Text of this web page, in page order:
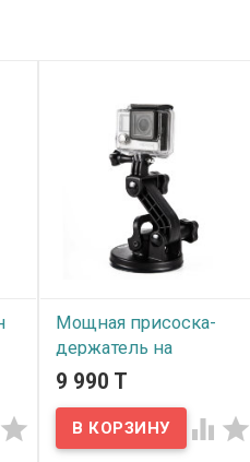

Мощная присоска-
держатель на
автомобиль,
для экшн камер
GoPro, Sjcam, Xiaomi и
9 990 T
 